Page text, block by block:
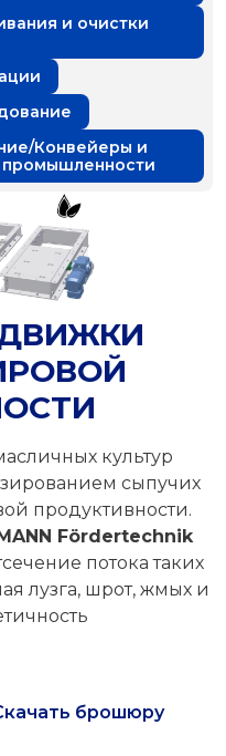
и очистки
Конвейеры и
культур
сыпучих
продуктивности.
Fördertechnik
потока таких
лузга, шрот, жмых и
брошюру